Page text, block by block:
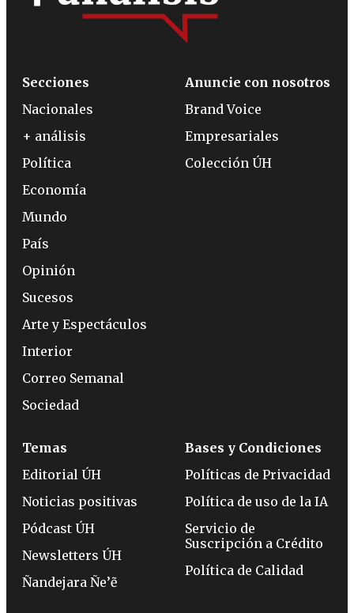
Secciones
Nacionales
+ análisis
Política
Economía
Mundo
País
Opinión
Sucesos
Arte y Espectáculos
Interior
Correo Semanal
Sociedad
Anuncie con nosotros
Brand Voice
Empresariales
Colección ÚH
Temas
Editorial ÚH
Noticias positivas
Pódcast ÚH
Newsletters ÚH
Ñandejara Ñe’ẽ
Bases y Condiciones
Políticas de Privacidad
Política de uso de la IA
Servicio de
Suscripción a Crédito
Política de Calidad